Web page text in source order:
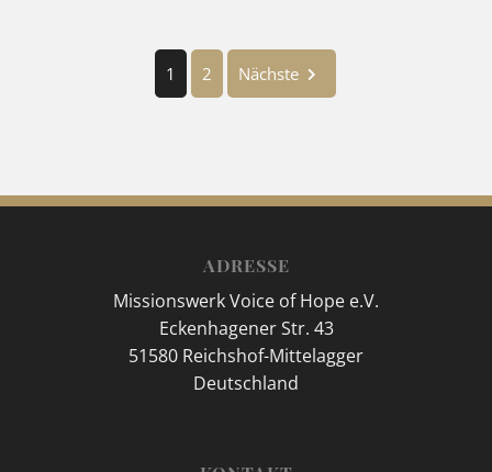
1 2 Nächste
ADRESSE
Missionswerk Voice of Hope e.V.
Eckenhagener Str. 43
51580 Reichshof-Mittelagger
Deutschland